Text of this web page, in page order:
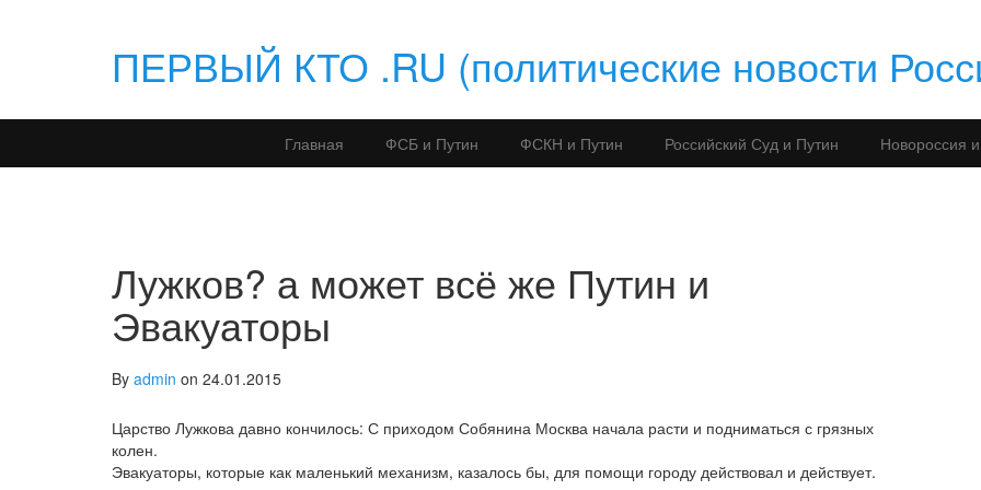
ПЕРВЫЙ КТО .RU (политические новости
Главная ФСБ и Путин ФСКН и Путин Российский Суд и Путин Новороссия
Лужков? а может всё же Путин и
Эвакуаторы
By admin on 24.01.2015
Царство Лужкова давно кончилось: С приходом Собянина Москва начала расти и подниматься с грязных
колен.
Эвакуаторы, которые как маленький механизм, казалось бы, для помощи городу действовал и действует.